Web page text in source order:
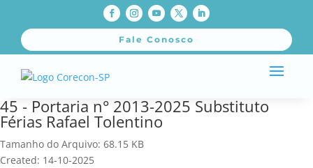
Fale Conosco
45 - Portaria n° 2013-2025 Substituto
Férias Rafael Tolentino
Tamanho do Arquivo: 68.15 KB
Created: 14-10-2025